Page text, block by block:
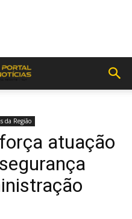
da Região
atuação